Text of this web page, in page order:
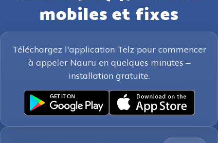
mobiles et fixes
Téléchargez l'application Telz pour commencer
à appeler Nauru en quelques minutes –
installation gratuite.